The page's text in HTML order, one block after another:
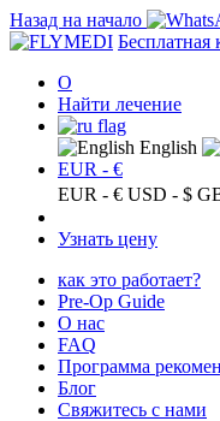
Назад на начало
Бесплатная
О
Найти лечение
English
EUR - €
EUR - € USD - $
Узнать цену
как это работает?
Pre-Op Guide
О нас
FAQ
Программа
Блог
Свяжитесь с нами